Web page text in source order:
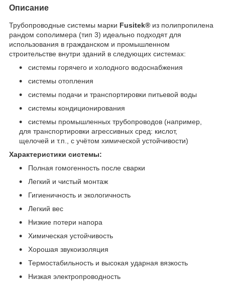
Описание
Трубопроводные системы марки Fusitek® из полипропилена
рандом сополимера (тип 3) идеально подходят для
использования в гражданском и промышленном
строительстве внутри зданий в следующих системах:
системы горячего и холодного водоснабжения
системы отопления
системы подачи и транспортировки питьевой воды
системы кондиционирования
системы промышленных трубопроводов (например,
для транспортировки агрессивных сред: кислот,
щелочей и т.п., с учётом химической устойчивости)
Характеристики системы:
Полная гомогенность после сварки
Легкий и чистый монтаж
Гигиеничность и экологичность
Легкий вес
Низкие потери напора
Химическая устойчивость
Хорошая звукоизоляция
Термостабильность и высокая ударная вязкость
Низкая электропроводность